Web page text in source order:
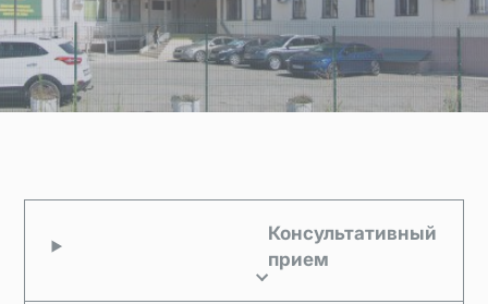
Консультативный
прием